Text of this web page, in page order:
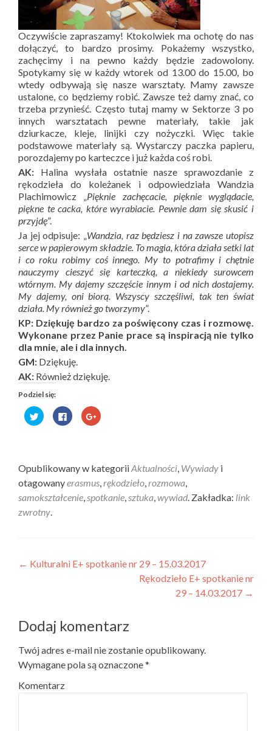
Oczywiście zapraszamy! Ktokolwiek ma ochotę do nas
dołączyć, to bardzo prosimy. Pokażemy wszystko,
zachęcimy i na pewno każdy będzie zadowolony.
Spotykamy się w każdy wtorek od 13.00 do 15.00, bo
wtedy odbywają się nasze warsztaty. Mamy zawsze
ustalone, co będziemy robić. Zawsze też damy znać, co
trzeba przynieść. Często tutaj mamy w Sektorze 3 po
innych warsztatach pewne materiały, takie jak
dziurkacze, kleje, linijki czy nożyczki. Więc takie
podstawowe materiały są. Wystarczy paczka papieru,
porozdajemy po karteczce i już każda coś robi.
AK: Halina wysłała ostatnie nasze sprawozdanie z
rękodzieła do koleżanek i odpowiedziała Wandzia
Plachimowicz „Pięknie zachęcacie, pięknie wyglądacie,
piękne te cacka, które wyrabiacie. Pewnie dam się skusić i
przyjdę”.
Ja jej odpisuje: „Wandzia, raz będziesz i na zawsze utopisz
serce w papierowym składzie. To magia, która działa setki lat
i co roku robimy coś innego. My to potrafimy i chętnie
nauczymy cieszyć się karteczką, a niekiedy surowcem
wtórnym. My dajemy szczęście innym i od nich dostajemy.
My dajemy, oni biorą. Wszyscy szczęśliwi, tak ten świat
działa. My również go tworzymy”.
KP: Dziękuję bardzo za poświęcony czas i rozmowę.
Wykonane przez Panie prace są inspiracją nie tylko
dla mnie, ale i dla innych.
GM: Dziękuję.
AK: Również dziękuję.
Podziel się:
Udostępnij
na
nowym
oknie)
Kliknij,
aby
się
w
nowym
oknie)
Kliknij,
aby
(Otwiera
się
w
nowym
oknie)
Opublikowany w kategoriiAktualności, Wywiady i
otagowanyerasmus,rękodzieło,rozmowa,
samokształcenie,spotkanie,sztuka,wywiad. Zakładka: link
zwrotny.
Post navigation
← Kulturalni E+ spotkanie nr 29 – 15.03.2017
Rękodzieło E+ spotkanie nr
29 – 14.03.2017 →
Dodaj komentarz
Twój adres e-mail nie zostanie opublikowany.
Wymagane pola są oznaczone*
Komentarz